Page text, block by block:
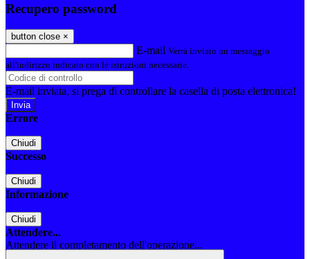
Recupero password
button close ×
E-mail Verrà inviato un messaggio
all'indirizzo indicato con le istruzioni necessarie.
E-mail inviata, si prega di controllare la casella di posta elettronica!
Errore
Chiudi
Successo
Chiudi
Informazione
Chiudi
Attendere...
Attendere il completamento dell'operazione...